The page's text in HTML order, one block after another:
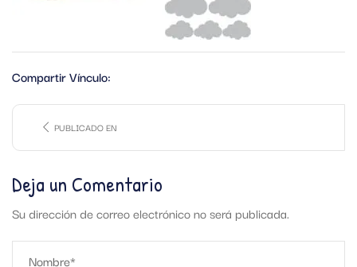
Compartir Vínculo:
PUBLICADO EN
Deja un Comentario
Su dirección de correo electrónico no será publicada.